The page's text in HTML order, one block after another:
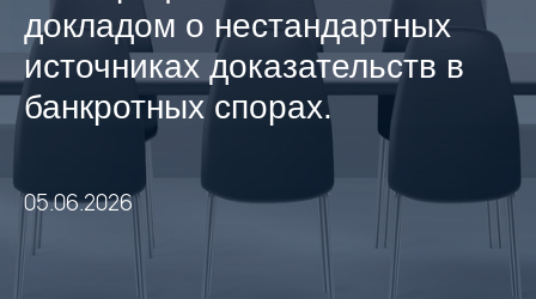
докладом о нестандартных
источниках доказательств в
банкротных спорах.
05.06.2026